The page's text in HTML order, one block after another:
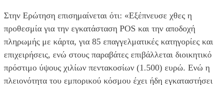
Στην Ερώτηση επισημαίνεται ότι: «Εξέπνευσε χθες η
προθεσμία για την εγκατάσταση POS και την αποδοχή
πληρωμής με κάρτα, για 85 επαγγελματικές κατηγορίες και
επιχειρήσεις, ενώ στους παραβάτες επιβάλλεται διοικητικό
πρόστιμο ύψους χιλίων πεντακοσίων (1.500) ευρώ. Ενώ η
πλειονότητα του εμπορικού κόσμου έχει ήδη εγκαταστήσει